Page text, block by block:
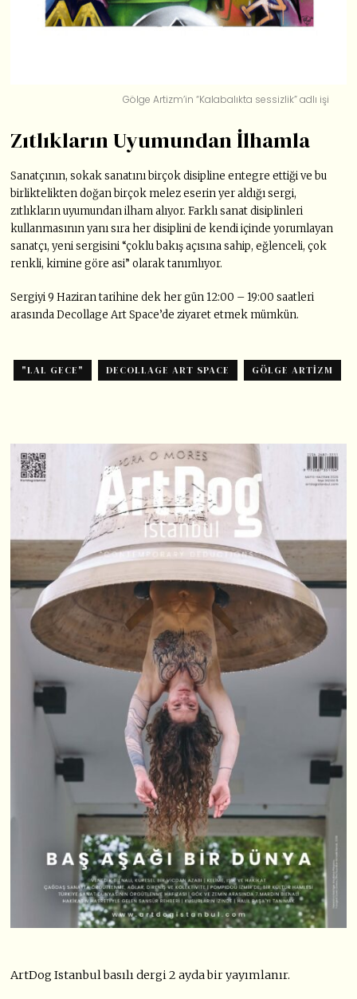
Gölge Artizm’in “Kalabalıkta sessizlik” adlı işi
Zıtlıkların Uyumundan İlhamla
Sanatçının, sokak sanatını birçok disipline entegre ettiği ve bu
birliktelikten doğan birçok melez eserin yer aldığı sergi,
zıtlıkların uyumundan ilham alıyor. Farklı sanat disiplinleri
kullanmasının yanı sıra her disiplini de kendi içinde yorumlayan
sanatçı, yeni sergisini “çoklu bakış açısına sahip, eğlenceli, çok
renkli, kimine göre asi” olarak tanımlıyor.
Sergiyi 9 Haziran tarihine dek her gün 12:00 – 19:00 saatleri
arasında Decollage Art Space’de ziyaret etmek mümkün.
"LAL GECE" DECOLLAGE ART SPACE GÖLGE ARTIZM
ArtDog Istanbul basılı dergi 2 ayda bir yayımlanır.